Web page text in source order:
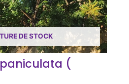
DE STOCK
(